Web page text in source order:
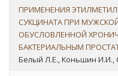
ПРИМЕНЕНИЯ
СУКЦИНАТА ПРИ
ОБУСЛОВЛЕННОЙ
БАКТЕРИАЛЬНЫМ
Белый Л.Е., Коньшин И.И.,